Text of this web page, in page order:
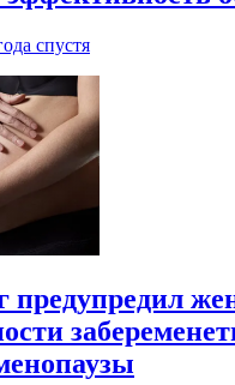
спустя
предупредил